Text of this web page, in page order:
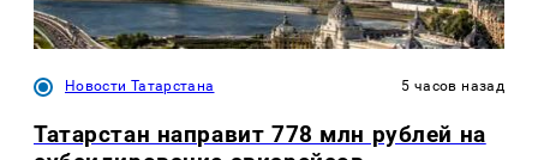
Новости Татарстана 5 часов назад
Татарстан направит 778 млн рублей на